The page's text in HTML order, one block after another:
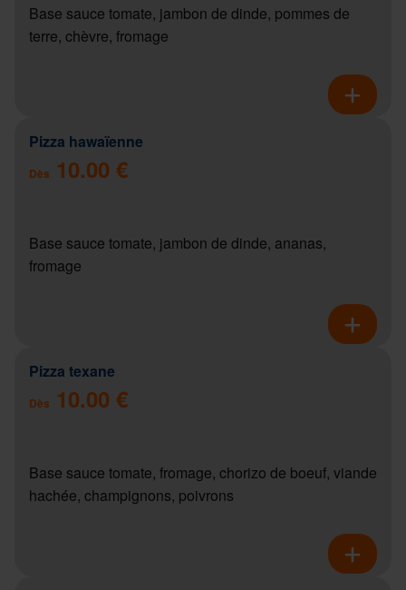
Base sauce tomate, jambon de dinde, pommes de
terre, chèvre, fromage
Pizza hawaïenne
Dès 10.00 €
Base sauce tomate, jambon de dinde, ananas,
fromage
Pizza texane
Dès 10.00 €
Base sauce tomate, fromage, chorizo de boeuf, viande
hachée, champignons, poivrons